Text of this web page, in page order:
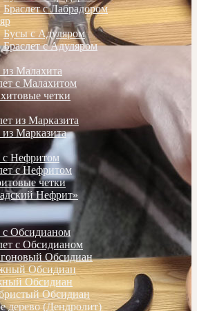
Браслет с Лабрадором
Бусы с Адуляром
Браслет с Адуляром
Малахита
с Малахитом
четки
из Марказита
Марказита
с Нефритом
с Нефритом
четки
Нефрит»
с Обсидианом
с Обсидианом
Обсидиан
Обсидиан
Обсидиан
Обсидиан
дерево (Дендролит)